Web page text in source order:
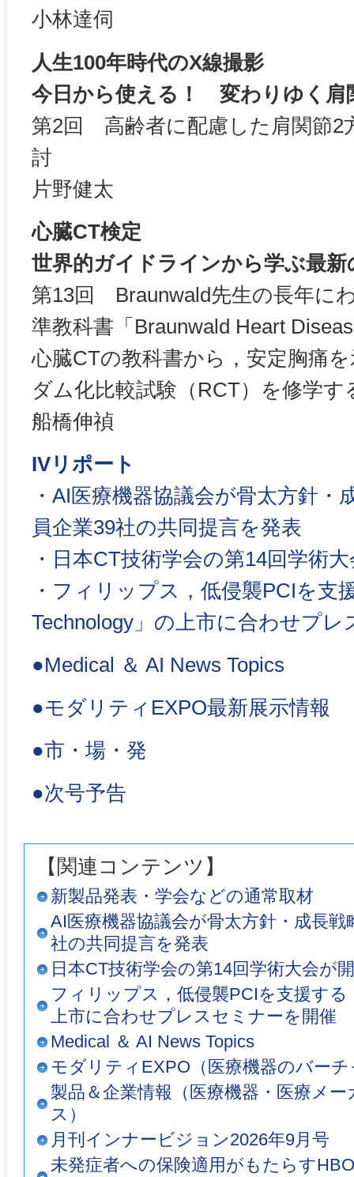
小林達伺
人生100年時代のX線撮影
今日から使える！ 変わりゆく肩
第2回 高齢者に配慮した肩関節2
討
片野健太
心臓CT検定
世界的ガイドラインから学ぶ最新
第13回 Braunwald先生の長年に
準教科書「Braunwald Heart
心臓CTの教科書から，安定胸痛
ダム化比較試験（RCT）を修学す
船橋伸禎
IVリポート
・ AI医療機器協議会が骨太方針・
員企業39社の共同提言を発表
・ 日本CT技術学会の第14回学術
・ フィリップス，低侵襲PCIを支
Technology」の上市に合わせプレ
●Medical ＆ AI News Topics
●モダリティEXPO最新展示情報
●市・場・発
●次号予告
【関連コンテンツ】
新製品発表・学会などの通常取材
AI医療機器協議会が骨太方針・成長
社の共同提言を発表
日本CT技術学会の第14回学術大会が
フィリップス，低侵襲PCIを支援する
上市に合わせプレスセミナーを開催
Medical ＆ AI News Topics
モダリティEXPO（医療機器のバー
製品＆企業情報（医療機器・医療メ
ス）
月刊インナービジョン2026年9月号
未発症者への保険適用がもたらす